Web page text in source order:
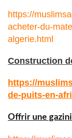
https://
acheter-du-
algerie.html
Construction
https://
de-puits-en-
Offrir une